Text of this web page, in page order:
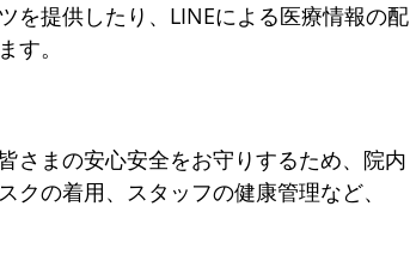
を提供したり、LINEによる医療情報の配
す。
さまの安心安全をお守りするため、院内
の着用、スタッフの健康管理など、